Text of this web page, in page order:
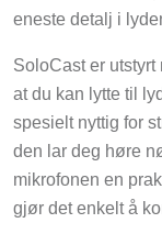
eneste detalj i
SoloCast er
at du kan lytte til
spesielt nyttig for
den lar deg høre
mikrofonen en
gjør det enkelt å